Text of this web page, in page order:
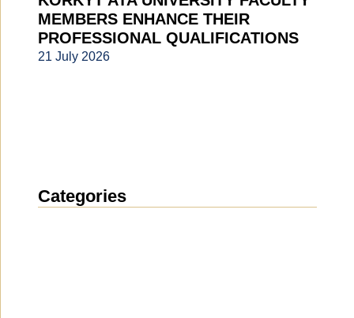
MEMBERS ENHANCE THEIR
PROFESSIONAL QUALIFICATIONS
21 July 2026
Categories